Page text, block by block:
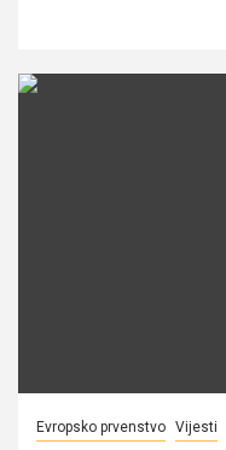
Evropsko prvenstvo Vijesti